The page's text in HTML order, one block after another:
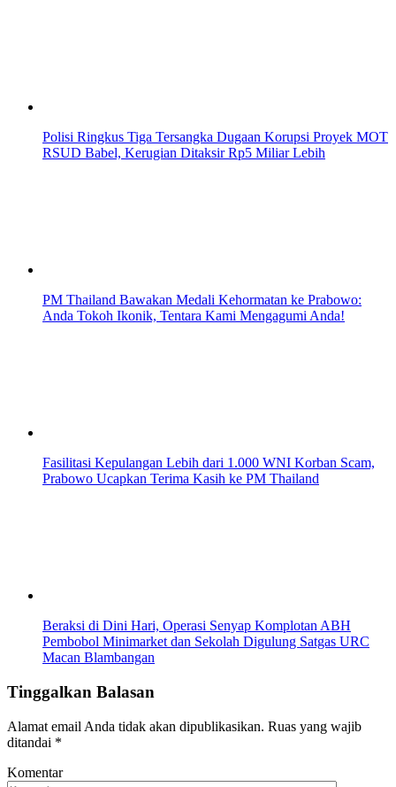
Polisi Ringkus Tiga Tersangka Dugaan Korupsi Proyek MOT
RSUD Babel, Kerugian Ditaksir Rp5 Miliar Lebih
PM Thailand Bawakan Medali Kehormatan ke Prabowo:
Anda Tokoh Ikonik, Tentara Kami Mengagumi Anda!
Fasilitasi Kepulangan Lebih dari 1.000 WNI Korban Scam,
Prabowo Ucapkan Terima Kasih ke PM Thailand
Beraksi di Dini Hari, Operasi Senyap Komplotan ABH
Pembobol Minimarket dan Sekolah Digulung Satgas URC
Macan Blambangan
Tinggalkan Balasan
Alamat email Anda tidak akan dipublikasikan. Ruas yang wajib
ditandai *
Komentar